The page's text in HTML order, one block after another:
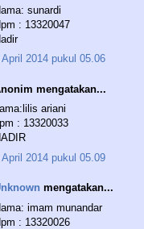
sunardi
: 13320047
April 2014 pukul 05.06
mengatakan...
ariani
: 13320033
April 2014 pukul 05.09
mengatakan...
imam munandar
: 13320026